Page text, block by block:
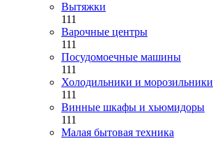
Вытяжки
111
Варочные центры
111
Посудомоечные машины
111
Холодильники и морозильники
111
Винные шкафы и хьюмидоры
111
Малая бытовая техника